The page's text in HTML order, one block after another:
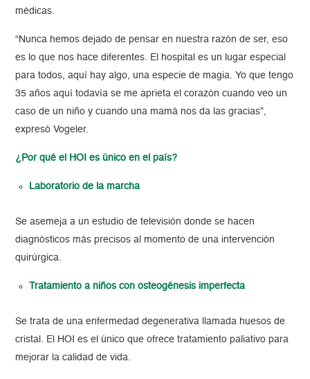
médicas.
“Nunca hemos dejado de pensar en nuestra razón de ser, eso
es lo que nos hace diferentes. El hospital es un lugar especial
para todos, aquí hay algo, una especie de magia. Yo que tengo
35 años aquí todavía se me aprieta el corazón cuando veo un
caso de un niño y cuando una mamá nos da las gracias”,
expresó Vogeler.
¿Por qué el HOI es único en el país?
Laboratorio de la marcha
Se asemeja a un estudio de televisión donde se hacen
diagnósticos más precisos al momento de una intervención
quirúrgica.
Tratamiento a niños con osteogénesis imperfecta
Se trata de una enfermedad degenerativa llamada huesos de
cristal. El HOI es el único que ofrece tratamiento paliativo para
mejorar la calidad de vida.